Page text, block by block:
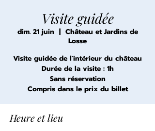
Visite guidée
dim. 21 juin
  |
Château et Jardins de
Losse
Visite guidée de l'intérieur du château
Durée de la visite : 1h
Sans réservation
Compris dans le prix du billet
Heure et lieu